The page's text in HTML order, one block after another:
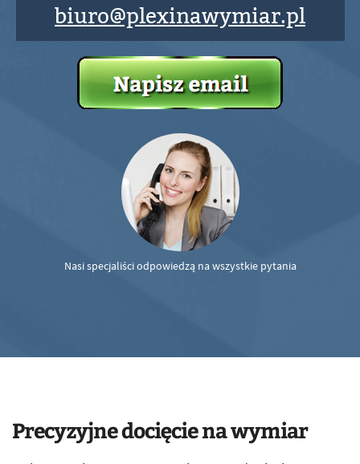
biuro@plexinawymiar.pl
Nasi specjaliści odpowiedzą na wszystkie pytania
Precyzyjne docięcie na wymiar